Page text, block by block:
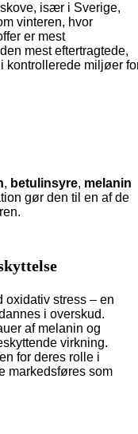
især i Sverige,
vinteren, hvor
er mest
mest eftertragtede,
kontrollerede miljøer
, betulinsyre, melanin
gør den til en af de
oxidativ stress – en
i overskud.
af melanin og
virkning.
for deres rolle i
markedsføres som